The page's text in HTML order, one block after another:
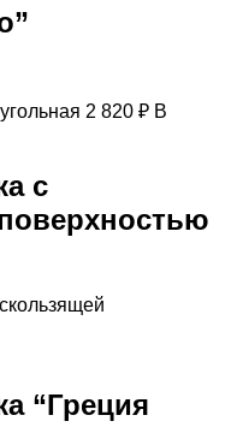
2 820 ₽ В
с
“Греция